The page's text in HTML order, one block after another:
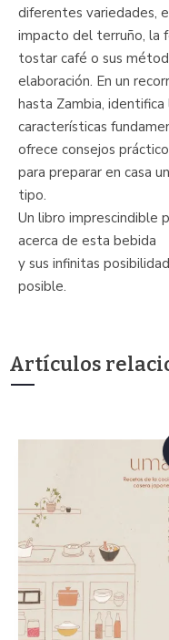
diferentes variedades,
impacto del terruño, la
tostar café o sus
elaboración. En un
hasta Zambia, identifica
características
ofrece consejos
para preparar en casa
tipo.
Un libro imprescindible
acerca de esta bebida
y sus infinitas
posible.
Artículos